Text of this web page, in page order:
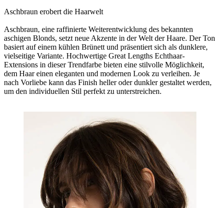
Aschbraun erobert die Haarwelt
Aschbraun, eine raffinierte Weiterentwicklung des bekannten
aschigen Blonds, setzt neue Akzente in der Welt der Haare. Der Ton
basiert auf einem kühlen Brünett und präsentiert sich als dunklere,
vielseitige Variante. Hochwertige Great Lengths Echthaar-
Extensions in dieser Trendfarbe bieten eine stilvolle Möglichkeit,
dem Haar einen eleganten und modernen Look zu verleihen. Je
nach Vorliebe kann das Finish heller oder dunkler gestaltet werden,
um den individuellen Stil perfekt zu unterstreichen.